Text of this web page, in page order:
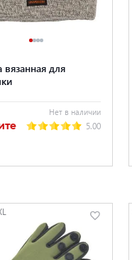
для
Нет в наличии
5.00